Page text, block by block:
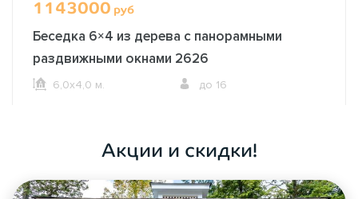
1143000 руб
Беседка 6×4 из дерева с панорамными
раздвижными окнами 2626
6,0х4,0 м. до 16
Акции и скидки!